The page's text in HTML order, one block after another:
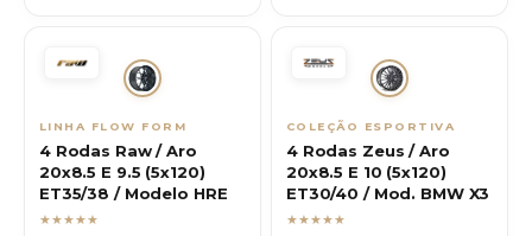
LINHA FLOW FORM
4 Rodas Raw / Aro
20x8.5 E 9.5 (5x120)
ET35/38 / Modelo HRE
★★★★★
COLEÇÃO ESPORTIVA
4 Rodas Zeus / Aro
20x8.5 E 10 (5x120)
ET30/40 / Mod. BMW X3
★★★★★